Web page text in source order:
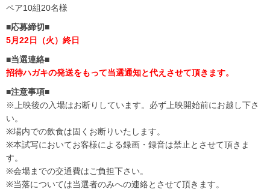
ペア10組20名様
■応募締切■
5月22日（火）終日
■当選連絡■
招待ハガキの発送をもって当選通知と代えさせて頂きます。
■注意事項■
※上映後の入場はお断りしています。必ず上映開始前にお越し下さ
い。
※場内での飲食は固くお断りいたします。
※本試写においてお客様による録画・録音は禁止とさせて頂きま
す。
※会場までの交通費はご負担下さい。
※当落については当選者のみへの連絡とさせて頂きます。